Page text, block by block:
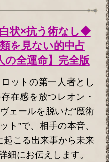
状×抗う術なし◆
を見ない的中占
の全運命】完全版
ットの第一人者とし
在感を放つレオン・
ェールを脱いだ“魔術
ト”で、相手の本音、
起こる出来事から未来
にお伝えします。